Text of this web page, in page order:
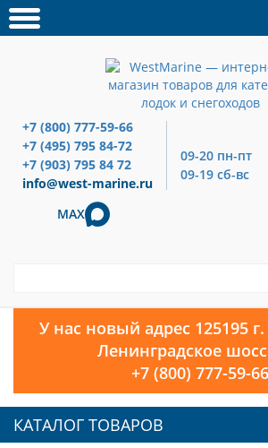
+7 (800) 777-59-66
+7 (495) 795 84-72
+7 (903) 795 84 72
info@west-marine.ru
09-20 пн-пт
09-19 сб-вс
MAX
У нас новый адрес 125195
Ленинградское
+7 (800) 777-59-66
КАТАЛОГ ТОВАРОВ